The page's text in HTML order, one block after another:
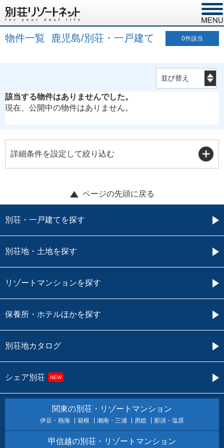
物件一覧 鹿児島/別荘・一戸建て 0件該当
該当する物件はありませんでした。
現在、公開中の物件はありません。
詳細条件を設定して絞り込む
ページの先頭に戻る
別荘・一戸建てを探す
別荘地・土地を探す
リゾートマンションを探す
保養所・ホテルほかを探す
別荘地カタログ
シェア別荘 NEW
関東の別荘・リゾートマンション
伊豆・熱海 箱根 湘南・三浦 房総 那須・塩原
甲信越の別荘・リゾートマンション